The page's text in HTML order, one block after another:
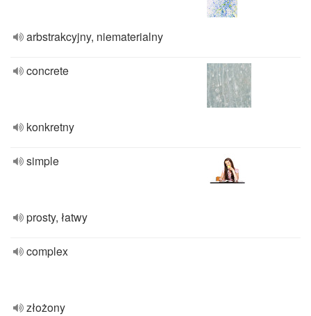
arbstrakcyjny, niematerialny
concrete
konkretny
simple
prosty, łatwy
complex
złożony